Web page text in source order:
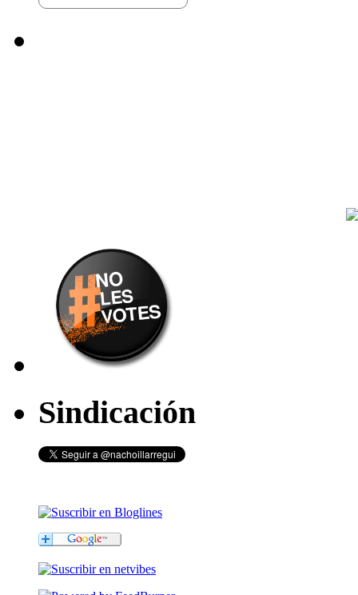
Sindicación